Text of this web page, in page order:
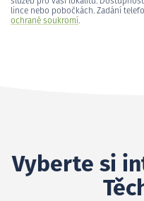
lince nebo pobočkách. Zadání
ochraně soukromí.
Vyberte si